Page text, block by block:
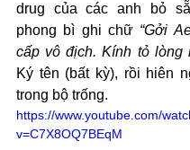
drug của các anh bỏ
phong bì ghi chữ “Gởi
cấp vô địch. Kính tỏ lòng
Ký tên (bất kỳ), rồi hiên
trong bộ trống.
https://www.youtube.com/
v=C7X8OQ7BEqM